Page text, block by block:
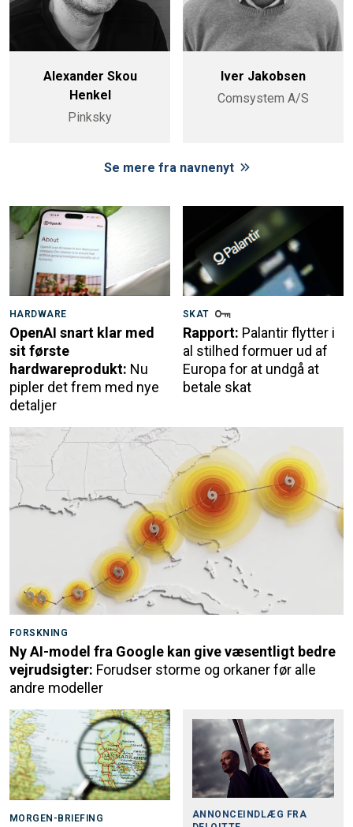
Alexander Skou
Henkel
Pinksky
Iver Jakobsen
Comsystem A/S
Se mere fra navnenyt
HARDWARE
OpenAI snart klar med
sit første
hardwareprodukt: Nu
pipler det frem med nye
detaljer
SKAT
Rapport: Palantir flytter i
al stilhed formuer ud af
Europa for at undgå at
betale skat
FORSKNING
Ny AI-model fra Google kan give væsentligt bedre
vejrudsigter: Forudser storme og orkaner før alle
andre modeller
MORGEN-BRIEFING
ANNONCEINDLÆG FRA